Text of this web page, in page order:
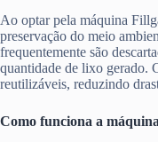
Ao optar pela máquina
preservação do meio
frequentemente são
quantidade de lixo gerado.
reutilizáveis, reduzindo
Como funciona a